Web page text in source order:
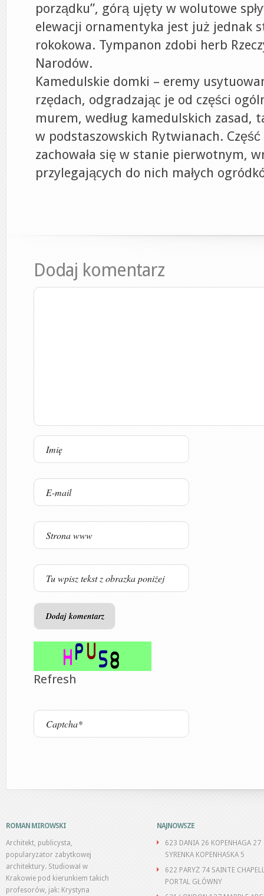
porządku”, górą ujęty w wolutowe
elewacji ornamentyka jest już jednak
rokokowa. Tympanon zdobi herb
Narodów.
Kamedulskie domki – eremy
rzędach, odgradzając je od części
murem, według kamedulskich zasad,
w podstaszowskich Rytwianach.
zachowała się w stanie pierwotnym,
przylegających do nich małych
Dodaj komentarz
Refresh
ROMAN MIROWSKI
Architekt, publicysta,
popularyzator zabytkowej
architektury. Studiował w
Krakowie pod kierunkiem takich
profesorów, jak: Krystyna
NAJNOWSZE
623 DANIA 26 KOPENHAGA 27
SYRENKA KOPENHASKA 5
622 PARYŻ 74 SAINTE
PORTAL GŁÓWNY